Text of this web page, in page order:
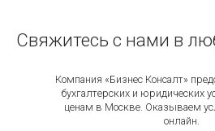
Свяжитесь с нами в
Компания «Бизнес Консалт»
бухгалтерских и юридических
ценам в Москве. Оказываем
онлайн.